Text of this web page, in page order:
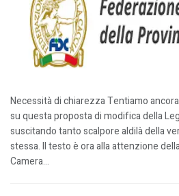
Necessità di chiarezza Tentiamo
su questa proposta di modifica della
suscitando tanto scalpore aldilà della
stessa. Il testo è ora alla attenzione
Camera...